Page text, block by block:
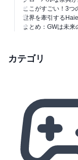
ここがすごい！3つ
世界を牽引する
まとめ：GWは未来
カテゴリ